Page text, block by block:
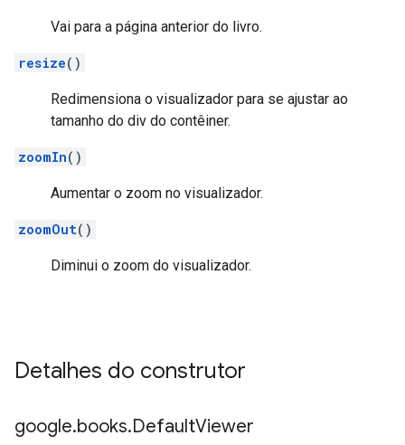
Vai para a página anterior do livro.
resize()
Redimensiona o visualizador para se ajustar ao
tamanho do div do contêiner.
zoomIn()
Aumentar o zoom no visualizador.
zoomOut()
Diminui o zoom do visualizador.
Detalhes do construtor
google.books.DefaultViewer